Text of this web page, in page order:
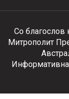
Со благослов
Митрополит
Информативна